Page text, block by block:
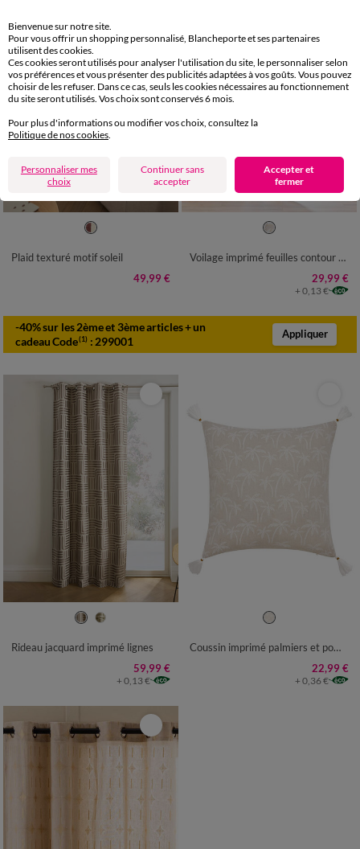
Plaid texturé motif soleil
49,99 €
Voilage imprimé feuilles contour doré
29,99 €
+ 0,13 €
-40% sur les 2ème et 3ème articles + un
cadeau Code(1) : 299001
Appliquer
Rideau jacquard imprimé lignes
59,99 €
+ 0,13 €
Coussin imprimé palmiers et pompons
22,99 €
+ 0,36 €
Bienvenue sur notre site.
Pour vous offrir un shopping personnalisé, Blancheporte et ses partenaires
utilisent des cookies.
Ces cookies seront utilisés pour analyser l'utilisation du site, le personnaliser selon
vos préférences et vous présenter des publicités adaptées à vos goûts. Vous pouvez
choisir de les refuser. Dans ce cas, seuls les cookies nécessaires au fonctionnement
du site seront utilisés. Vos choix sont conservés 6 mois.
Pour plus d'informations ou modifier vos choix, consultez la
Politique de nos cookies.
Personnaliser mes
choix
Continuer sans
accepter
Accepter et
fermer